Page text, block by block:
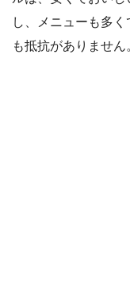
し、メニューも多
も抵抗がありません